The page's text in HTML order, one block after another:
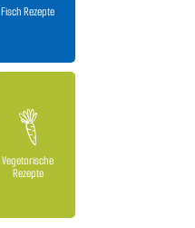
Fisch Rezepte
Vegetarische
Rezepte